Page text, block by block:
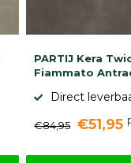
PARTIJ Kera
Fiammato
Direct
€84,95 €51,95